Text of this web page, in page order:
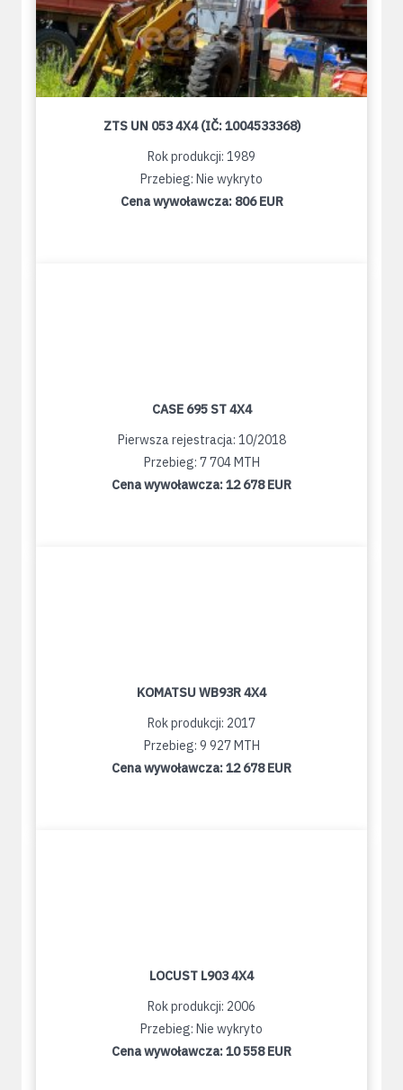
ZTS UN 053 4X4 (IČ: 1004533368)
Rok produkcji: 1989
Przebieg: Nie wykryto
Cena wywoławcza: 806 EUR
CASE 695 ST 4X4
Pierwsza rejestracja: 10/2018
Przebieg: 7 704 MTH
Cena wywoławcza:12 678 EUR
KOMATSU WB93R 4X4
Rok produkcji: 2017
Przebieg: 9 927 MTH
Cena wywoławcza:12 678 EUR
LOCUST L903 4X4
Rok produkcji: 2006
Przebieg: Nie wykryto
Cena wywoławcza:10 558 EUR